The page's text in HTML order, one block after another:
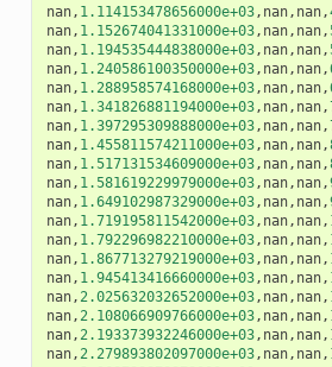
nan, 1.114153478656000e+03, nan, nan,
nan, 1.152674041331000e+03, nan, nan,
nan, 1.194535444838000e+03, nan, nan,
nan, 1.240586100350000e+03, nan, nan,
nan, 1.288958574168000e+03, nan, nan,
nan, 1.341826881194000e+03, nan, nan,
nan, 1.397295309888000e+03, nan, nan,
nan, 1.455811574211000e+03, nan, nan,
nan, 1.517131534609000e+03, nan, nan,
nan, 1.581619229979000e+03, nan, nan,
nan, 1.649102987329000e+03, nan, nan,
nan, 1.719195811542000e+03, nan, nan,
nan, 1.792296982210000e+03, nan, nan,
nan, 1.867713279219000e+03, nan, nan,
nan, 1.945413416660000e+03, nan, nan,
nan,2.025632032652000e+03, nan, nan,
nan,2.108066909766000e+03, nan, nan,
nan,2.193373932246000e+03, nan, nan,
nan,2.279893802097000e+03, nan, nan,